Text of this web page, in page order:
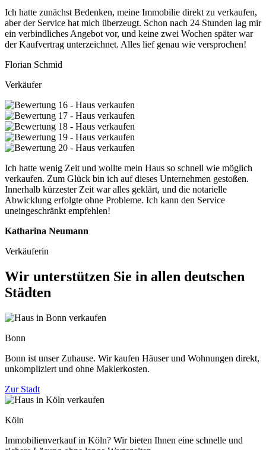
Ich hatte zunächst Bedenken, meine Immobilie direkt zu verkaufen,
aber der Service hat mich überzeugt. Schon nach 24 Stunden lag mir
ein verbindliches Angebot vor, und keine zwei Wochen später war
der Kaufvertrag unterzeichnet. Alles lief genau wie versprochen!
Florian Schmid
Verkäufer
Ich hatte wenig Zeit und wollte mein Haus so schnell wie möglich
verkaufen. Zum Glück bin ich auf dieses Unternehmen gestoßen.
Innerhalb kürzester Zeit war alles geklärt, und die notarielle
Abwicklung erfolgte ohne Probleme. Ich kann den Service
uneingeschränkt empfehlen!
Katharina Neumann
Verkäuferin
Wir unterstützen Sie in allen deutschen
Städten
Bonn
Bonn ist unser Zuhause. Wir kaufen Häuser und Wohnungen direkt,
unkompliziert und ohne Maklerkosten.
Zur Stadt
Köln
Immobilienverkauf in Köln? Wir bieten Ihnen eine schnelle und